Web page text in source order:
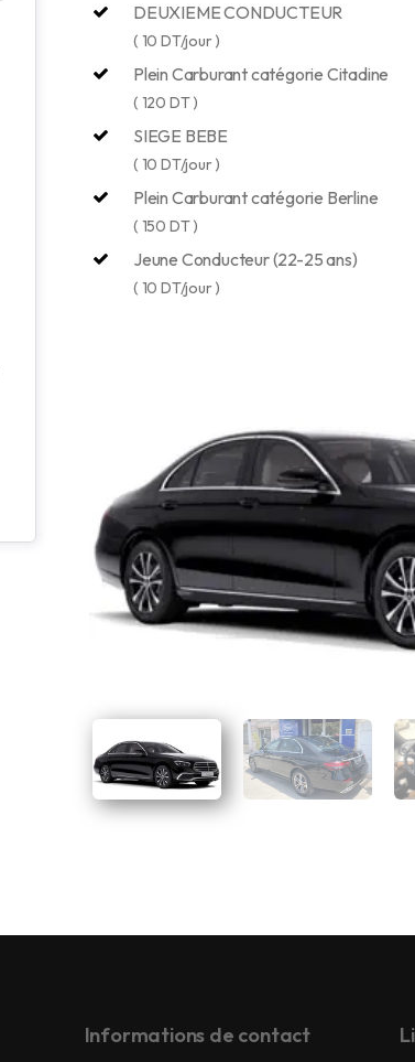
DEUXIEME CONDUCTEUR
( 10 DT/jour )
Plein Carburant catégorie Citadine
( 120 DT )
SIEGE BEBE
( 10 DT/jour )
Plein Carburant catégorie Berline
( 150 DT )
Jeune Conducteur (22-25 ans)
( 10 DT/jour )
Informations de contact